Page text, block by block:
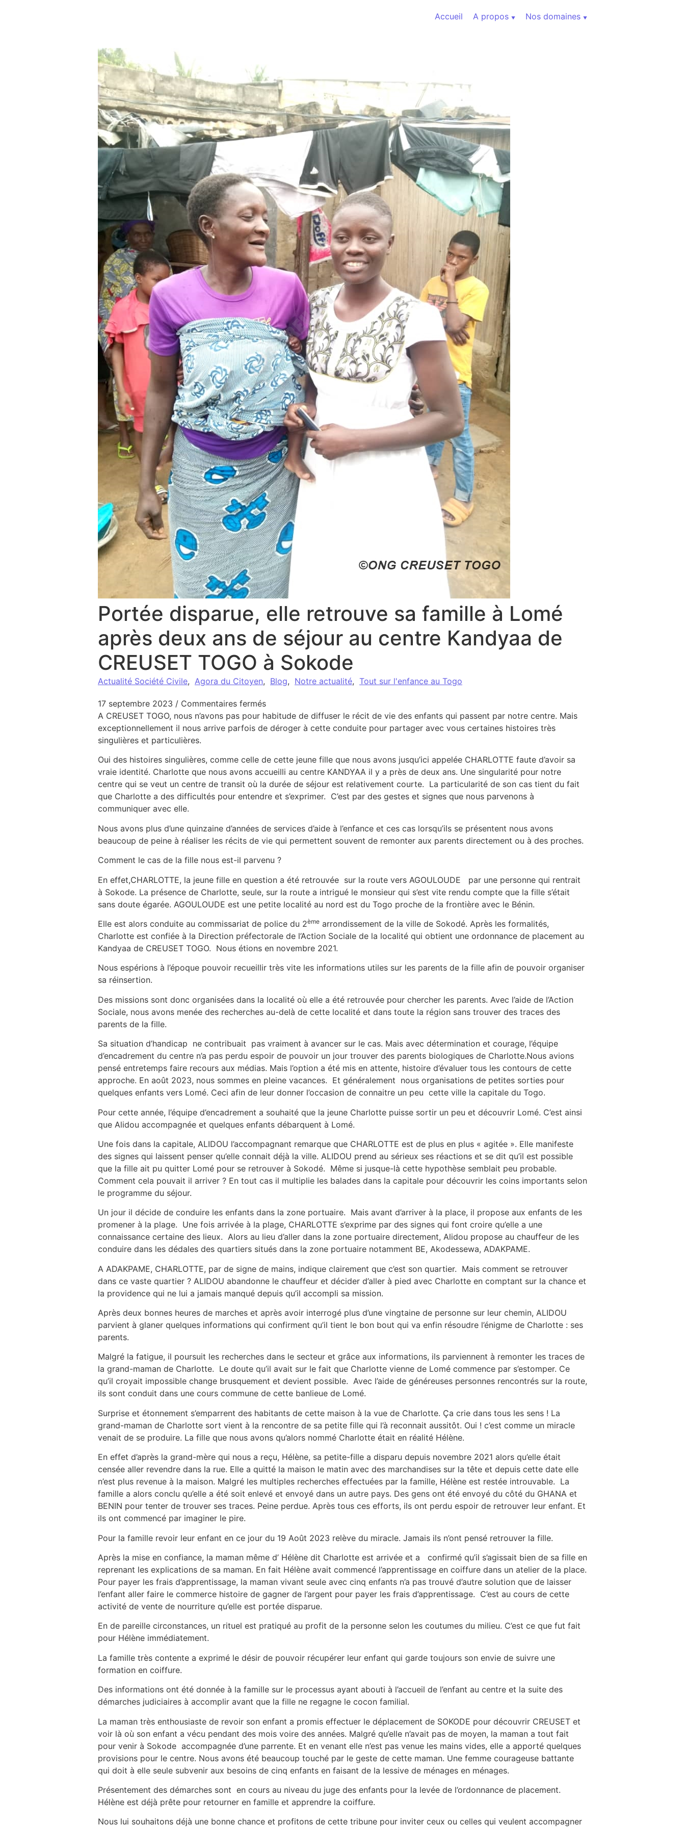
Accueil
A propos Nos domaines
Portée disparue, elle retrouve sa famille à Lomé
après deux ans de séjour au centre Kandyaa de
CREUSET TOGO à Sokode
Actualité Société Civile, Agora du Citoyen, Blog, Notre actualité, Tout sur l'enfance au Togo
17 septembre 2023 / Commentaires ferméssur Portée disparue, elle retrouve sa famille à Lomé après deux ans de séjour au centre Kandyaa de
A CREUSET TOGO, nous n’avons pas pour habitude de diffuser le récit de vie des enfants qui passent par notre centre. Mais
exceptionnellement il nous arrive parfois de déroger à cette conduite pour partager avec vous certaines histoires très
singulières et particulières.
Oui des histoires singulières, comme celle de cette jeune fille que nous avons jusqu’ici appelée CHARLOTTE faute d’avoir sa
vraie identité. Charlotte que nous avons accueilli au centre KANDYAA il y a près de deux ans. Une singularité pour notre
centre qui se veut un centre de transit où la durée de séjour est relativement courte. La particularité de son cas tient du fait
que Charlotte a des difficultés pour entendre et s’exprimer. C’est par des gestes et signes que nous parvenons à
communiquer avec elle.
Nous avons plus d’une quinzaine d’années de services d’aide à l’enfance et ces cas lorsqu’ils se présentent nous avons
beaucoup de peine à réaliser les récits de vie qui permettent souvent de remonter aux parents directement ou à des proches.
Comment le cas de la fille nous est-il parvenu ?
En effet,CHARLOTTE, la jeune fille en question a été retrouvée sur la route vers AGOULOUDE par une personne qui rentrait
à Sokode. La présence de Charlotte, seule, sur la route a intrigué le monsieur qui s’est vite rendu compte que la fille s’était
sans doute égarée. AGOULOUDE est une petite localité au nord est du Togo proche de la frontière avec le Bénin.
Elle est alors conduite au commissariat de police du 2ème arrondissement de la ville de Sokodé. Après les formalités,
Charlotte est confiée à la Direction préfectorale de l’Action Sociale de la localité qui obtient une ordonnance de placement au
Kandyaa de CREUSET TOGO. Nous étions en novembre 2021.
Nous espérions à l’époque pouvoir recueillir très vite les informations utiles sur les parents de la fille afin de pouvoir organiser
sa réinsertion.
Des missions sont donc organisées dans la localité où elle a été retrouvée pour chercher les parents. Avec l’aide de l’Action
Sociale, nous avons menée des recherches au-delà de cette localité et dans toute la région sans trouver des traces des
parents de la fille.
Sa situation d’handicap ne contribuait pas vraiment à avancer sur le cas. Mais avec détermination et courage, l’équipe
d’encadrement du centre n’a pas perdu espoir de pouvoir un jour trouver des parents biologiques de Charlotte.Nous avions
pensé entretemps faire recours aux médias. Mais l’option a été mis en attente, histoire d’évaluer tous les contours de cette
approche. En août 2023, nous sommes en pleine vacances. Et généralement nous organisations de petites sorties pour
quelques enfants vers Lomé. Ceci afin de leur donner l’occasion de connaitre un peu cette ville la capitale du Togo.
Pour cette année, l’équipe d’encadrement a souhaité que la jeune Charlotte puisse sortir un peu et découvrir Lomé. C’est ainsi
que Alidou accompagnée et quelques enfants débarquent à Lomé.
Une fois dans la capitale, ALIDOU l’accompagnant remarque que CHARLOTTE est de plus en plus « agitée ». Elle manifeste
des signes qui laissent penser qu’elle connait déjà la ville. ALIDOU prend au sérieux ses réactions et se dit qu’il est possible
que la fille ait pu quitter Lomé pour se retrouver à Sokodé. Même si jusque-là cette hypothèse semblait peu probable.
Comment cela pouvait il arriver ? En tout cas il multiplie les balades dans la capitale pour découvrir les coins importants selon
le programme du séjour.
Un jour il décide de conduire les enfants dans la zone portuaire. Mais avant d’arriver à la place, il propose aux enfants de les
promener à la plage. Une fois arrivée à la plage, CHARLOTTE s’exprime par des signes qui font croire qu’elle a une
connaissance certaine des lieux. Alors au lieu d’aller dans la zone portuaire directement, Alidou propose au chauffeur de les
conduire dans les dédales des quartiers situés dans la zone portuaire notamment BE, Akodessewa, ADAKPAME.
A ADAKPAME, CHARLOTTE, par de signe de mains, indique clairement que c’est son quartier. Mais comment se retrouver
dans ce vaste quartier ? ALIDOU abandonne le chauffeur et décider d’aller à pied avec Charlotte en comptant sur la chance et
la providence qui ne lui a jamais manqué depuis qu’il accompli sa mission.
Après deux bonnes heures de marches et après avoir interrogé plus d’une vingtaine de personne sur leur chemin, ALIDOU
parvient à glaner quelques informations qui confirment qu’il tient le bon bout qui va enfin résoudre l’énigme de Charlotte : ses
parents.
Malgré la fatigue, il poursuit les recherches dans le secteur et grâce aux informations, ils parviennent à remonter les traces de
la grand-maman de Charlotte. Le doute qu’il avait sur le fait que Charlotte vienne de Lomé commence par s’estomper. Ce
qu’il croyait impossible change brusquement et devient possible. Avec l’aide de généreuses personnes rencontrés sur la route,
ils sont conduit dans une cours commune de cette banlieue de Lomé.
Surprise et étonnement s’emparrent des habitants de cette maison à la vue de Charlotte. Ça crie dans tous les sens ! La
grand-maman de Charlotte sort vient à la rencontre de sa petite fille qui l’à reconnait aussitôt. Oui ! c’est comme un miracle
venait de se produire. La fille que nous avons qu’alors nommé Charlotte était en réalité Hélène.
En effet d’après la grand-mère qui nous a reçu, Hélène, sa petite-fille a disparu depuis novembre 2021 alors qu’elle était
censée aller revendre dans la rue. Elle a quitté la maison le matin avec des marchandises sur la tête et depuis cette date elle
n’est plus revenue à la maison. Malgré les multiples recherches effectuées par la famille, Hélène est restée introuvable. La
famille a alors conclu qu’elle a été soit enlevé et envoyé dans un autre pays. Des gens ont été envoyé du côté du GHANA et
BENIN pour tenter de trouver ses traces. Peine perdue. Après tous ces efforts, ils ont perdu espoir de retrouver leur enfant. Et
ils ont commencé par imaginer le pire.
Pour la famille revoir leur enfant en ce jour du 19 Août 2023 relève du miracle. Jamais ils n’ont pensé retrouver la fille.
Après la mise en confiance, la maman même d’ Hélène dit Charlotte est arrivée et a confirmé qu’il s’agissait bien de sa fille en
reprenant les explications de sa maman. En fait Hélène avait commencé l’apprentissage en coiffure dans un atelier de la place.
Pour payer les frais d’apprentissage, la maman vivant seule avec cinq enfants n’a pas trouvé d’autre solution que de laisser
l’enfant aller faire le commerce histoire de gagner de l’argent pour payer les frais d’apprentissage. C’est au cours de cette
activité de vente de nourriture qu’elle est portée disparue.
En de pareille circonstances, un rituel est pratiqué au profit de la personne selon les coutumes du milieu. C’est ce que fut fait
pour Hélène immédiatement.
La famille très contente a exprimé le désir de pouvoir récupérer leur enfant qui garde toujours son envie de suivre une
formation en coiffure.
Des informations ont été donnée à la famille sur le processus ayant abouti à l’accueil de l’enfant au centre et la suite des
démarches judiciaires à accomplir avant que la fille ne regagne le cocon familial.
La maman très enthousiaste de revoir son enfant a promis effectuer le déplacement de SOKODE pour découvrir CREUSET et
voir là où son enfant a vécu pendant des mois voire des années. Malgré qu’elle n’avait pas de moyen, la maman a tout fait
pour venir à Sokode accompagnée d’une parrente. Et en venant elle n’est pas venue les mains vides, elle a apporté quelques
provisions pour le centre. Nous avons été beaucoup touché par le geste de cette maman. Une femme courageuse battante
qui doit à elle seule subvenir aux besoins de cinq enfants en faisant de la lessive de ménages en ménages.
Présentement des démarches sont en cours au niveau du juge des enfants pour la levée de l’ordonnance de placement.
Hélène est déjà prête pour retourner en famille et apprendre la coiffure.
Nous lui souhaitons déjà une bonne chance et profitons de cette tribune pour inviter ceux ou celles qui veulent accompagner